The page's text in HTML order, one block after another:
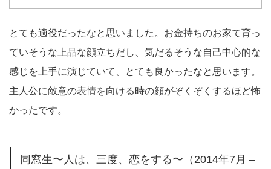
とても適役だったなと思いました。お金持ちのお家て育っ
ていそうな上品な顔立ちだし、気だるそうな自己中心的な
感じを上手に演じていて、とても良かったなと思います。
主人公に敵意の表情を向ける時の顔がぞくぞくするほど怖
かったです。
同窓生〜人は、三度、恋をする〜（2014年7月 –